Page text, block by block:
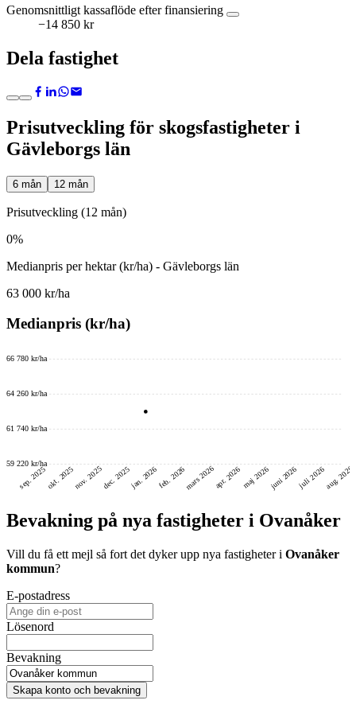
Genomsnittligt kassaflöde efter finansiering
−14 850 kr
Dela fastighet
Prisutveckling för skogsfastigheter i
Gävleborgs län
6 mån 12 mån
Prisutveckling (12 mån)
0%
Medianpris per hektar (kr/ha) - Gävleborgs län
63 000 kr/ha
Medianpris (kr/ha)
59 220 kr/ha
61 740 kr/ha
64 260 kr/ha
66 780 kr/ha
sep. 2025okt. 2025nov. 2025dec. 2025jan. 2026feb. 2026mars 2026apr. 2026maj 2026juni 2026juli 2026aug. 2026
Bevakning på nya fastigheter i Ovanåker
Vill du få ett mejl så fort det dyker upp nya fastigheter i Ovanåker
kommun?
E-postadress
Lösenord
Bevakning
Skapa konto och bevakning